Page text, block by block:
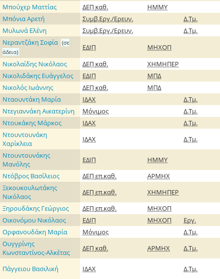
Μπούχερ Ματτίας
ΔΕΠ καθ.
ΗΜΜΥ
Μπόνια Αρετή
Συμβ.Εργ./Ερευν.
Δ.Τμ.
Μυλωνά Ελένη
Συμβ.Εργ./Ερευν.
Δ.Τμ.
Νεραντζάκη Σοφία (σε
άδεια)
ΕΔΙΠ
ΜΗΧΟΠ
Νικολαίδης Νικόλαος
ΔΕΠ καθ.
ΧΗΜΗΠΕΡ
Νικολιδάκης Eυάγγελος
ΕΔΙΠ
ΜΠΔ
Νικολός Ιωάννης
ΔΕΠ καθ.
ΜΠΔ
Νταουντάκη Μαρία
ΙΔΑΧ
Δ.Τμ.
Ντεγιαννάκη Αικατερίνη
Μόνιμος
Δ.Τμ.
Ντουκάκης Μάρκος
ΙΔΑΧ
Δ.Τμ.
Ντουντουνάκη
Χαρίκλεια
ΙΔΑΧ
Δ.Τμ.
Ντουντουνάκης
Μανόλης
ΕΔΙΠ
ΗΜΜΥ
Ντόβρος Βασίλειος
ΔΕΠεπ.καθ.
ΑΡΜΗΧ
Ξεκουκουλωτάκης
Νικόλαος
ΔΕΠεπ.καθ.
ΧΗΜΗΠΕΡ
Ξηρουδάκης Γεώργιος
ΔΕΠεπ.καθ.
ΜΗΧΟΠ
Οικονόμου Νικόλαος
ΕΔΙΠ ΜΗΧΟΠ
Εργ.
Ορφανουδάκη Μαρία
Μόνιμος
Δ.Τμ.
Ουγγρίνης
Κωνσταντίνος-Αλκέτας
ΔΕΠ καθ. ΑΡΜΗΧ Δ.Τμ.
Πάγγειου Βασιλική ΙΔΑΧ
Δ.Τμ.